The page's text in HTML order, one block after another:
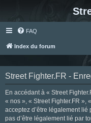
FAQ
Index du forum
Street Fighter.FR -
En accédant à « Street
« nos », « Street Fighter.FR »,
acceptez d’être légalement lié
pas d’être légalement lié par